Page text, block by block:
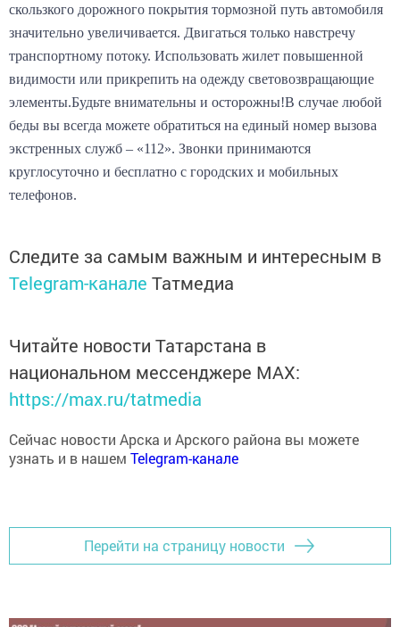
скользкого дорожного покрытия тормозной путь автомобиля
значительно увеличивается. Двигаться только навстречу
транспортному потоку. Использовать жилет повышенной
видимости или прикрепить на одежду световозвращающие
элементы.Будьте внимательны и осторожны!В случае любой
беды вы всегда можете обратиться на единый номер вызова
экстренных служб – «112». Звонки принимаются
круглосуточно и бесплатно с городских и мобильных
телефонов.
Следите за самым важным и интересным в
Telegram-канале Татмедиа
Читайте новости Татарстана в
национальном мессенджере MАХ:
https://max.ru/tatmedia
Сейчас новости Арска и Арского района вы можете
узнать и в нашем Telegram-канале
Перейти на страницу новости